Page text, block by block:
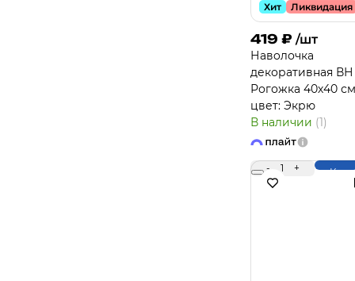
Хит Ликвидация
419 ₽ /шт
Навoлочка
декоративная ВН
Рогожка 40х40 см
цвет: Экрю
В наличии (1)
- 1 +